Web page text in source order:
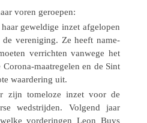
voren geroepen:
gewel­dige inzet afge­lo­pen
de vere­ni­ging. Ze heeft name­
verrich­ten vanwege het
maat­re­ge­len en de Sint
waar­de­ring uit.
zijn tome­loze inzet voor de
wedstrij­den. Volgend jaar
vorde­rin­gen Leon Buys